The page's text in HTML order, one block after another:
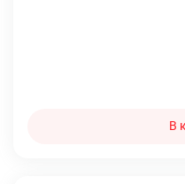
В